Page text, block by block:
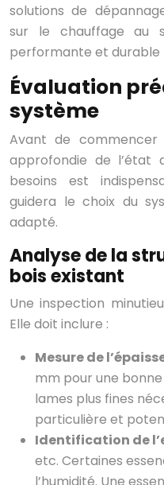
solutions de
sur le chauffage au
performante et durable
Évaluation
système
Avant de commencer
approfondie de l’état
besoins est
guidera le choix du
adapté.
Analyse de la
bois existant
Une inspection
Elle doit inclure :
Mesure de
mm pour une
lames plus fines
particulière et
Identification de
etc. Certaines